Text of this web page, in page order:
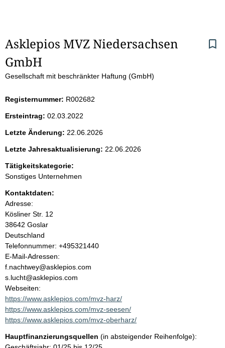
S
e
t
e
n
i
n
h
a
l
t
Asklepios MVZ Niedersachsen
GmbH
Gesellschaft mit beschränkter Haftung (GmbH)
Registernummer: R002682
Ersteintrag: 02.03.2022
Letzte Änderung: 22.06.2026
Letzte Jahresaktualisierung: 22.06.2026
Tätigkeitskategorie:
Sonstiges Unternehmen
Kontaktdaten:
Adresse:
Kösliner Str. 12
38642 Goslar
Deutschland
K
o
n
t
a
k
t
i
f
Telefonnummer: +495321440
E-Mail-Adressen:
f.nachtwey@asklepios.com
s.lucht@asklepios.com
Webseiten:
https://www.asklepios.com/mvz-harz/
https://www.asklepios.com/mvz-seesen/
https://www.asklepios.com/mvz-oberharz/
Hauptfinanzierungsquellen (in absteigender Reihenfolge):